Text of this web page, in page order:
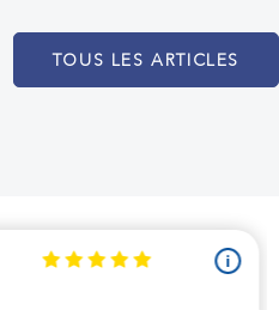
TOUS LES ARTICLES